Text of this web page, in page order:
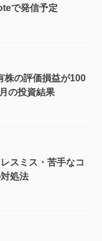
で発信予定
株の評価損益が100
の投資結果
スミス・苦手なコ
処法